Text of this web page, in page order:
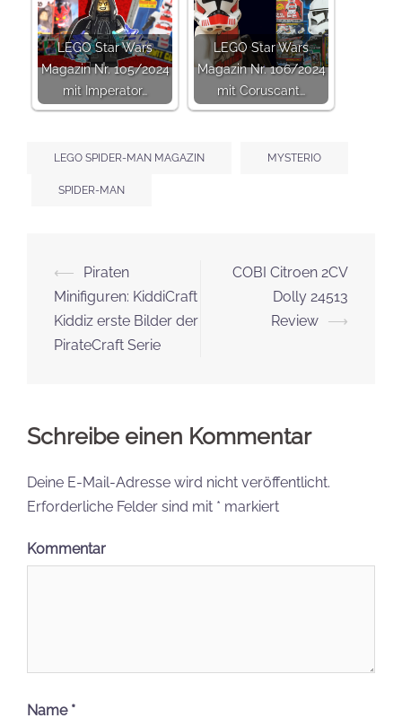
LEGO Star Wars
Magazin Nr. 105/2024
mit Imperator…
LEGO Star Wars
Magazin Nr. 106/2024
mit Coruscant…
LEGO SPIDER-MAN MAGAZIN MYSTERIO
SPIDER-MAN
Beitrags-
Navigation
⟵
Piraten
Minifiguren: KiddiCraft
Kiddiz erste Bilder der
PirateCraft Serie
COBI Citroen 2CV
Dolly 24513
Review ⟶
Schreibe einen Kommentar
Deine E-Mail-Adresse wird nicht veröffentlicht.
Erforderliche Felder sind mit * markiert
Kommentar
Name *